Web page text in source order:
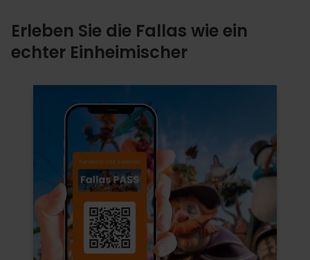
Erleben Sie die Fallas wie ein
echter Einheimischer